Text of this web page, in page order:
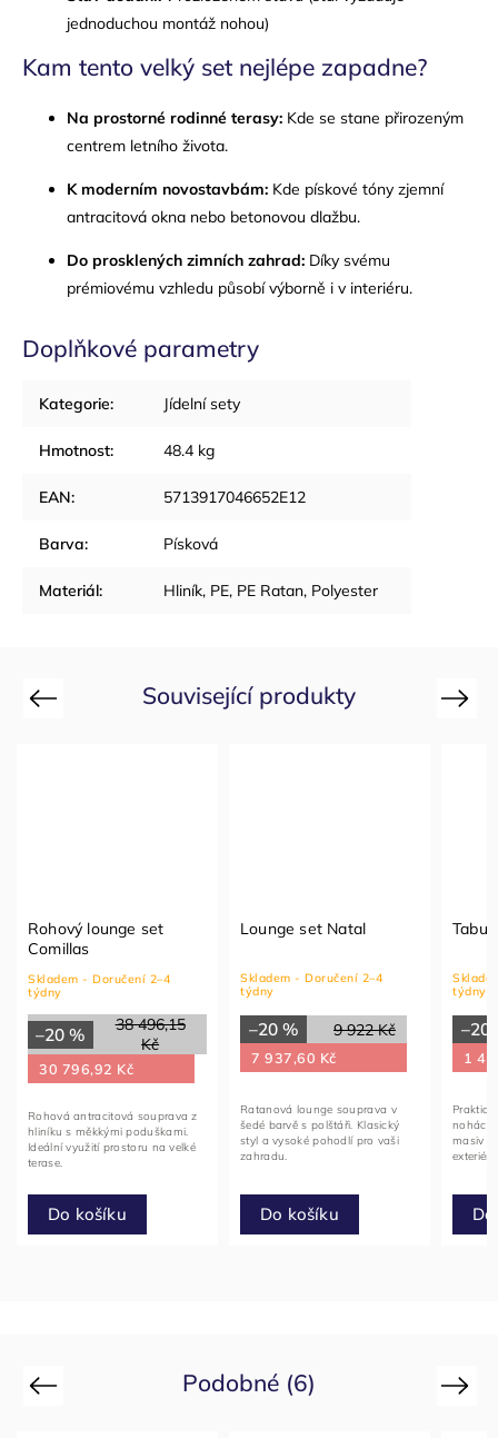
jednoduchou montáž nohou)
Kam tento velký set nejlépe zapadne?
Na prostorné rodinné terasy: Kde se stane přirozeným
centrem letního života.
K moderním novostavbám: Kde pískové tóny zjemní
antracitová okna nebo betonovou dlažbu.
Do prosklených zimních zahrad: Díky svému
prémiovému vzhledu působí výborně i v interiéru.
Doplňkové parametry
Kategorie: Jídelní sety
Hmotnost: 48.4 kg
EAN: 5713917046652E12
Barva: Písková
Materiál: Hliník, PE, PE Ratan, Polyester
Související produkty
Previous
Rohový lounge set
Comillas
Skladem - Doručení 2–4
týdny
38 496,15
Kč
–20 %
30 796,92 Kč
Do košíku
Rohová antracitová souprava z
hliníku s měkkými poduškami.
Ideální využití prostoru na velké
terase.
Lounge set Natal
Skladem - Doručení 2–4
týdny
9 922 Kč
–20 %
7 937,60 Kč
Do košíku
Ratanová lounge souprava v
šedé barvě s polštáři. Klasický
styl a vysoké pohodlí pro vaši
zahradu.
týdny
–20
1
nohách
masiv
exteriéru.
Next
Podobné (6)
Previous Next